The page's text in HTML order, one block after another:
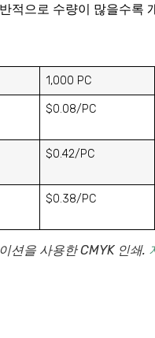
적으로 수량이 많을수록
1,000 PC
$0.08/PC
$0.42/PC
$0.38/PC
션을 사용한 CMYK 인쇄.